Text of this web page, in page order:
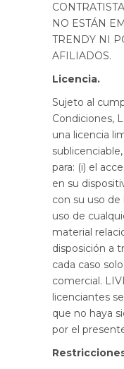
NO ESTÁN
TRENDY NI
AFILIADOS.
Licencia.
Sujeto al
Condiciones,
una licencia
para: (i) el
en su
con su uso de
uso de
material
disposición a
cada caso
comercial.
licenciantes
que no haya
por el